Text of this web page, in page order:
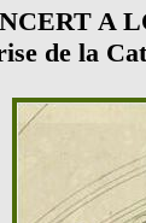
A
de la